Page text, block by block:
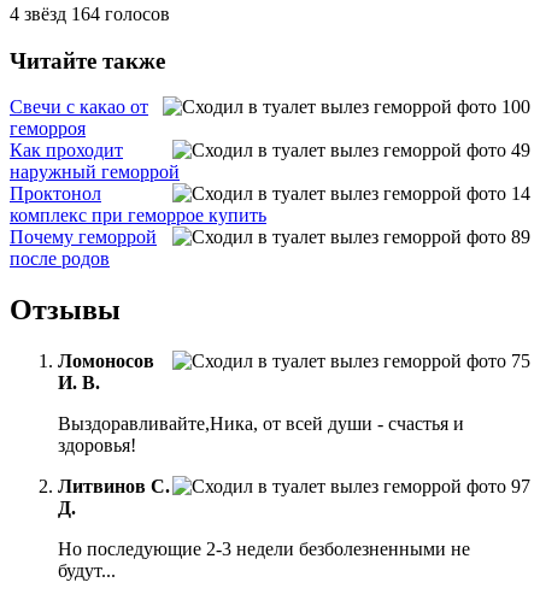
4 звёзд 164 голосов
Читайте также
Свечи с какао от
геморроя
Как проходит
наружный геморрой
Проктонол
комплекс при геморрое купить
Почему геморрой
после родов
Отзывы
Ломоносов
И. В.
Выздоравливайте,Ника, от всей души - счастья и
здоровья!
Литвинов С.
Д.
Но последующие 2-3 недели безболезненными не
будут...